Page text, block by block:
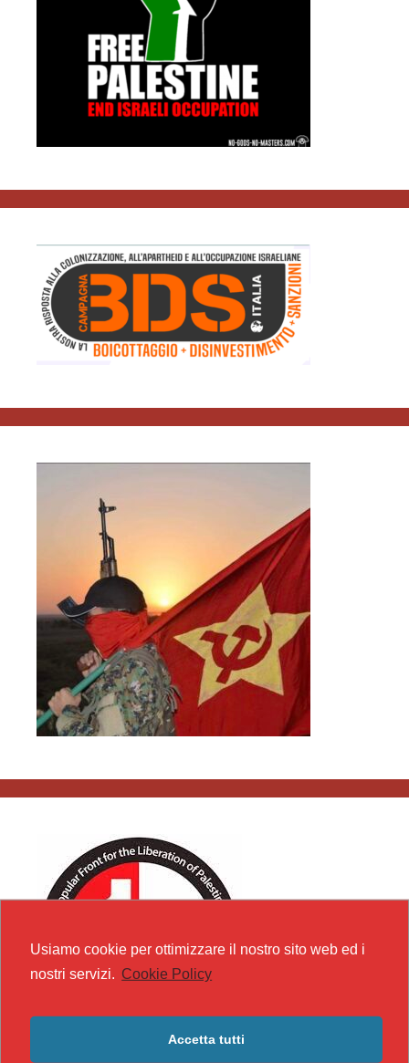
Usiamo cookie per ottimizzare il nostro sito web ed i
nostri servizi. Cookie Policy
Accetta tutti